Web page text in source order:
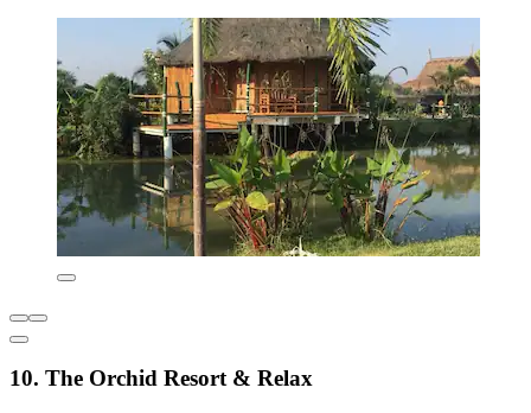
10. The Orchid Resort & Relax